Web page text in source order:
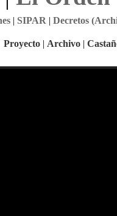
| SIPAR | Decretos
Proyecto | Archivo |